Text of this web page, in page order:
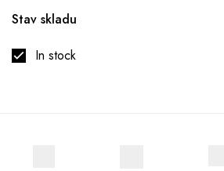
Stav skladu
In stock